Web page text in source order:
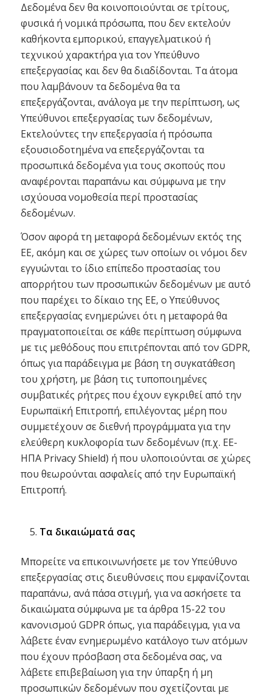
Δεδομένα δεν θα κοινοποιούνται σε τρίτους,
φυσικά ή νομικά πρόσωπα, που δεν εκτελούν
καθήκοντα εμπορικού, επαγγελματικού ή
τεχνικού χαρακτήρα για τον Υπεύθυνο
επεξεργασίας και δεν θα διαδίδονται. Τα άτομα
που λαμβάνουν τα δεδομένα θα τα
επεξεργάζονται, ανάλογα με την περίπτωση, ως
Υπεύθυνοι επεξεργασίας των δεδομένων,
Εκτελούντες την επεξεργασία ή πρόσωπα
εξουσιοδοτημένα να επεξεργάζονται τα
προσωπικά δεδομένα για τους σκοπούς που
αναφέρονται παραπάνω και σύμφωνα με την
ισχύουσα νομοθεσία περί προστασίας
δεδομένων.
Όσον αφορά τη μεταφορά δεδομένων εκτός της
ΕΕ, ακόμη και σε χώρες των οποίων οι νόμοι δεν
εγγυώνται το ίδιο επίπεδο προστασίας του
απορρήτου των προσωπικών δεδομένων με αυτό
που παρέχει το δίκαιο της ΕΕ, ο Υπεύθυνος
επεξεργασίας ενημερώνει ότι η μεταφορά θα
πραγματοποιείται σε κάθε περίπτωση σύμφωνα
με τις μεθόδους που επιτρέπονται από τον GDPR,
όπως για παράδειγμα με βάση τη συγκατάθεση
του χρήστη, με βάση τις τυποποιημένες
συμβατικές ρήτρες που έχουν εγκριθεί από την
Ευρωπαϊκή Επιτροπή, επιλέγοντας μέρη που
συμμετέχουν σε διεθνή προγράμματα για την
ελεύθερη κυκλοφορία των δεδομένων (π.χ. ΕΕ-
ΗΠΑ Privacy Shield) ή που υλοποιούνται σε χώρες
που θεωρούνται ασφαλείς από την Ευρωπαϊκή
Επιτροπή.
Τα δικαιώματά σας
Μπορείτε να επικοινωνήσετε με τον Υπεύθυνο
επεξεργασίας στις διευθύνσεις που εμφανίζονται
παραπάνω, ανά πάσα στιγμή, για να ασκήσετε τα
δικαιώματα σύμφωνα με τα άρθρα 15-22 του
κανονισμού GDPR όπως, για παράδειγμα, για να
λάβετε έναν ενημερωμένο κατάλογο των ατόμων
που έχουν πρόσβαση στα δεδομένα σας, να
λάβετε επιβεβαίωση για την ύπαρξη ή μη
προσωπικών δεδομένων που σχετίζονται με